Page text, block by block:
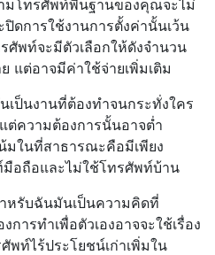
มโทรศัพท์พื้นฐานของคุณจะไม่
ดการใช้งานการตั้งค่านั้นเว้น
ศัพท์จะมีตัวเลือกให้ดังจำนวน
แต่อาจมีค่าใช้จ่ายเพิ่มเติม
เป็นงานที่ต้องทำจนกระทั่งใคร
ต่ความต้องการนั้นอาจต่ำ
มในที่สาธารณะคือมีเพียง
อถือและไม่ใช้โทรศัพท์บ้าน
หรับฉันมันเป็นความคิดที่
การทำเพื่อตัวเองอาจจะใช้เรื่อง
พท์ไร้ประโยชน์เก่าเพิ่มใน